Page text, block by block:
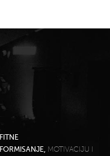
MOTIVACIJU I